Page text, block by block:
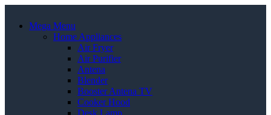
Mega Menu
Home Appliances
Air Fryer
Air Purifier
Antena
Blender
Booster Antena TV
Cooker Hood
Desk Lamp